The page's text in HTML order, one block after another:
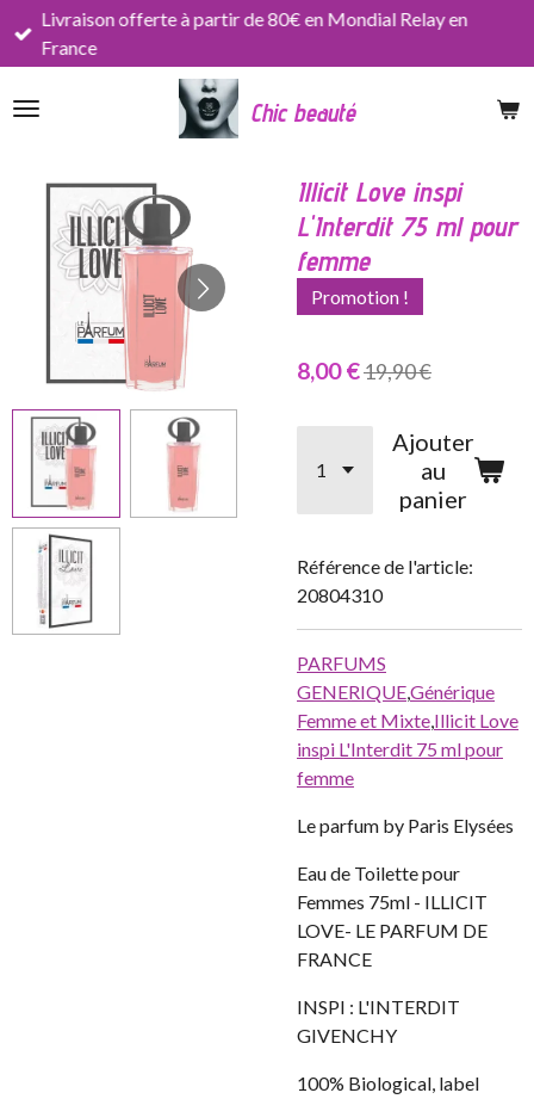
Passer
principal
Chic beauté
Livraison offerte à partir de 80€ en Mondial Relay en
France
Illicit Love inspi
L'Interdit 75 ml pour
femme
Promotion !
8,00 €19,90 €
Ajouter
au
panier
Référence de l'article:
20804310
PARFUMS
GENERIQUE,Générique
Femme et Mixte,Illicit Love
inspi L'Interdit 75 ml pour
femme
Le parfum by Paris Elysées
Eau de Toilette pour
Femmes 75ml - ILLICIT
LOVE- LE PARFUM DE
FRANCE
INSPI : L'INTERDIT
GIVENCHY
100% Biological, label